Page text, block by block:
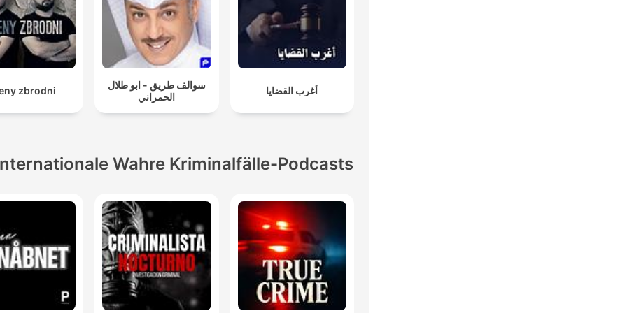
zbrodni
سوالف طريق - ابو طلال
الحمراني
أغرب القضايا
Wahre Kriminalfälle-Podcasts